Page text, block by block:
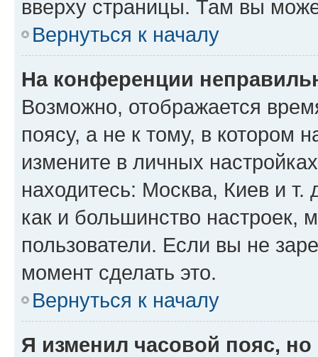
вверху страницы. Там вы
Вернуться к началу
На конференции
Возможно, отображается
поясу, а не к тому, в котором
измените в личных
находитесь: Москва, Киев и т.
как и большинство настроек,
пользователи. Если вы не
момент сделать это.
Вернуться к началу
Я изменил часовой пояс,